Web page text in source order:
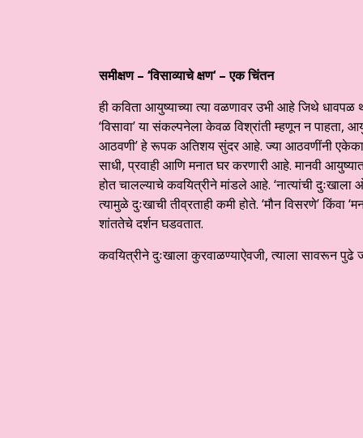
समीक्षण – ‘विसाव्याचे क्षण‘ –एक चिंतन
ही कविता आयुष्याच्या त्या वळणावर उभी आहे जिथे
‘विसावा’ या संकल्पनेला केवळ विश्रांती म्हणून न पाहता,
आठवणी’ हे रूपक अतिशय सुंदर आहे. ज्या आठवणींनी
साधी, प्रवाही आणि मनात घर करणारी आहे. ​मानवी
होत चालल्याचे कवयित्रीने मांडले आहे. ‘नात्यांची
त्यामुळे दुःखाची तीव्रताही कमी होते. ‘मौन विसरणे’ किंवा
शांततेचे दर्शन घडवतात.
कवयित्रीने दुःखाला कुरवाळण्याऐवजी, त्याला सावरून पुढे